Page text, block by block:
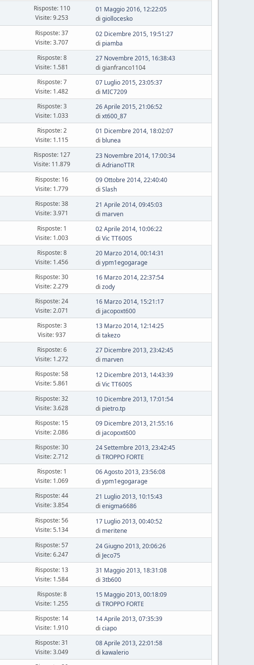
Risposte: 110
Visite: 9.253
01 Maggio 2016, 12:22:05
di giollocesko
Risposte: 37
Visite: 3.707
02 Dicembre 2015, 19:51:27
di piamba
Risposte: 8
Visite: 1.581
27 Novembre 2015, 16:38:43
di gianfranco1104
Risposte: 7
Visite: 1.482
07 Luglio 2015, 23:05:37
di MIC7209
Risposte: 3
Visite: 1.033
26 Aprile 2015, 21:06:52
di xt600_87
Risposte: 2
Visite: 1.115
01 Dicembre 2014, 18:02:07
di blunea
Risposte: 127
Visite: 11.879
23 Novembre 2014, 17:00:34
di AdrianoTTR
Risposte: 16
Visite: 1.779
09 Ottobre 2014, 22:40:40
di Slash
Risposte: 38
Visite: 3.971
21 Aprile 2014, 09:45:03
di marven
Risposte: 1
Visite: 1.003
02 Aprile 2014, 10:06:22
di Vic TT600S
Risposte: 8
Visite: 1.456
20 Marzo 2014, 00:14:31
di ypm1egogarage
Risposte: 30
Visite: 2.279
16 Marzo 2014, 22:37:54
di zody
Risposte: 24
Visite: 2.071
16 Marzo 2014, 15:21:17
di jacopoxt600
Risposte: 3
Visite: 937
13 Marzo 2014, 12:14:25
di takezo
Risposte: 6
Visite: 1.272
27 Dicembre 2013, 23:42:45
di marven
Risposte: 58
Visite: 5.861
12 Dicembre 2013, 14:43:39
di Vic TT600S
Risposte: 32
Visite: 3.628
10 Dicembre 2013, 17:01:54
di pietro.tp
Risposte: 15
Visite: 2.086
09 Dicembre 2013, 21:55:16
di jacopoxt600
Risposte: 30
Visite: 2.712
24 Settembre 2013, 23:42:45
di TROPPO FORTE
Risposte: 1
Visite: 1.069
06 Agosto 2013, 23:56:08
di ypm1egogarage
Risposte: 44
Visite: 3.854
21 Luglio 2013, 10:15:43
di enigma6686
Risposte: 56
Visite: 5.134
17 Luglio 2013, 00:40:52
di meritene
Risposte: 57
Visite: 6.247
24 Giugno 2013, 20:06:26
di Jeco75
Risposte: 13
Visite: 1.584
31 Maggio 2013, 18:31:08
di 3tb600
Risposte: 8
Visite: 1.255
15 Maggio 2013, 00:18:09
di TROPPO FORTE
Risposte: 14
Visite: 1.910
14 Aprile 2013, 07:35:39
di ciapo
Risposte: 31
Visite: 3.049
08 Aprile 2013, 22:01:58
di kawalerio